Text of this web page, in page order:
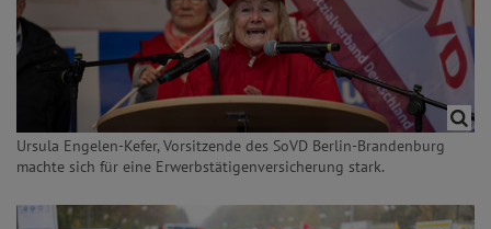
Ursula Engelen-Kefer, Vorsitzende des SoVD Berlin-Brandenburg
machte sich für eine Erwerbstätigenversicherung stark.